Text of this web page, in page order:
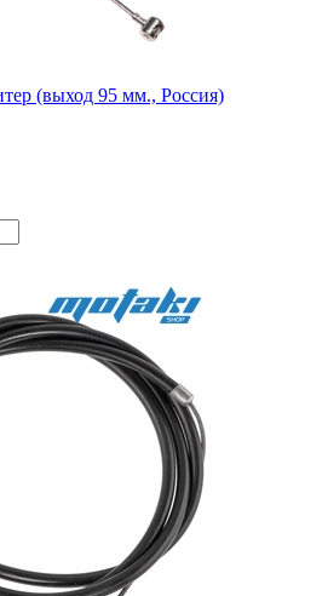
(выход 95 мм., Россия)